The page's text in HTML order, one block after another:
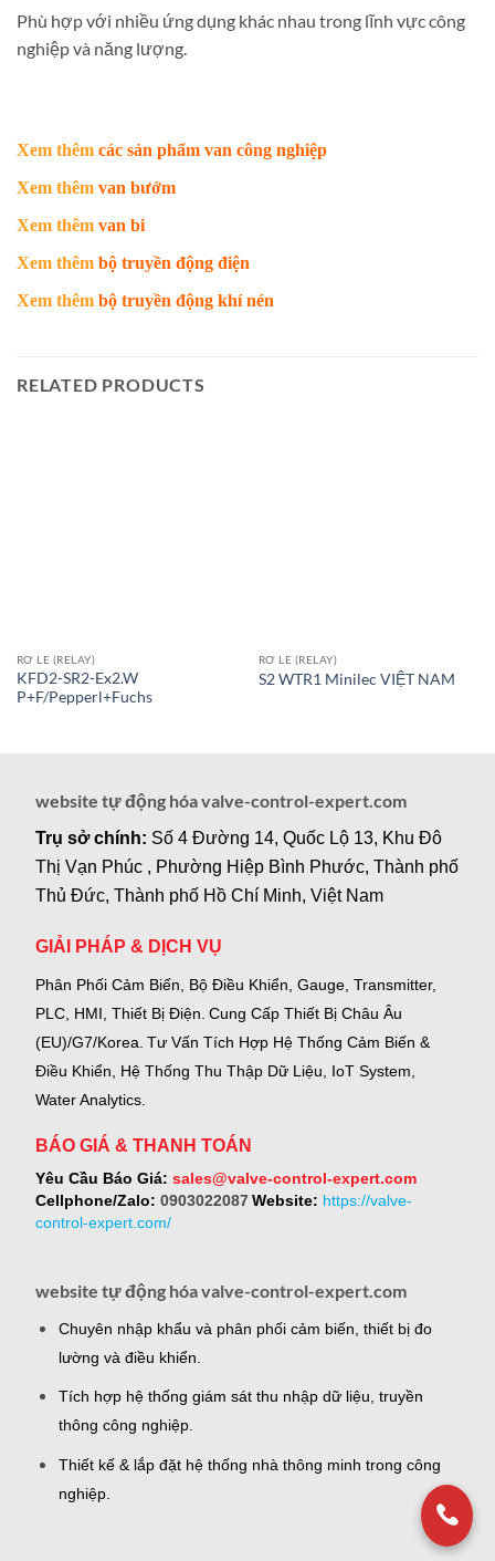
Phù hợp với nhiều ứng dụng khác nhau trong lĩnh vực công
nghiệp và năng lượng.
Xem thêm các sản phẩm van công nghiệp
Xem thêm van bướm
Xem thêm van bi
Xem thêm bộ truyền động điện
Xem thêm bộ truyền động khí nén
RELATED PRODUCTS
RƠ LE (RELAY)
KFD2-SR2-Ex2.W
P+F/Pepperl+Fuchs
RƠ LE (RELAY)
S2 WTR1 Minilec VIỆT NAM
website tự động hóa valve-control-expert.com
Trụ sở chính: Số 4 Đường 14, Quốc Lộ 13, Khu Đô
Thị Vạn Phúc , Phường Hiệp Bình Phước, Thành phố
Thủ Đức, Thành phố Hồ Chí Minh, Việt Nam
GIẢI PHÁP & DỊCH VỤ
Phân Phối Cảm Biến, Bộ Điều Khiển, Gauge, Transmitter,
PLC, HMI, Thiết Bị Điện. Cung Cấp Thiết Bị Châu Âu
(EU)/G7/Korea. Tư Vấn Tích Hợp Hệ Thống Cảm Biến &
Điều Khiển, Hệ Thống Thu Thập Dữ Liệu, IoT System,
Water Analytics.
BÁO GIÁ & THANH TOÁN
Yêu Cầu Báo Giá: sales@valve-control-expert.com
Cellphone/Zalo: 0903022087 Website: https://valve-
control-expert.com/
website tự động hóa valve-control-expert.com
Chuyên nhập khẩu và phân phối cảm biến, thiết bị đo
lường và điều khiển.
Tích hợp hệ thống giám sát thu nhập dữ liệu, truyền
thông công nghiệp.
Thiết kế & lắp đặt hệ thống nhà thông minh trong công
nghiệp.